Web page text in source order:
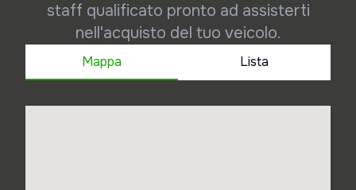
staff qualificato pronto ad assisterti
nell'acquisto del tuo veicolo.
Mappa Lista